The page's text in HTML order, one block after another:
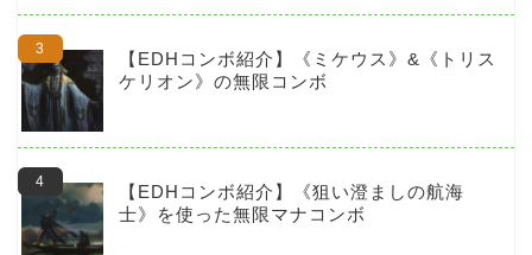
【EDHコンボ紹介】《ミケウス》&《トリス
ケリオン》の無限コンボ
【EDHコンボ紹介】《狙い澄ましの航海
士》を使った無限マナコンボ